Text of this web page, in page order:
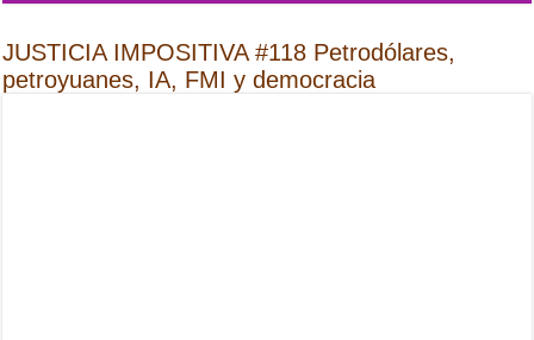
JUSTICIA IMPOSITIVA #118 Petrodólares,
petroyuanes, IA, FMI y democracia